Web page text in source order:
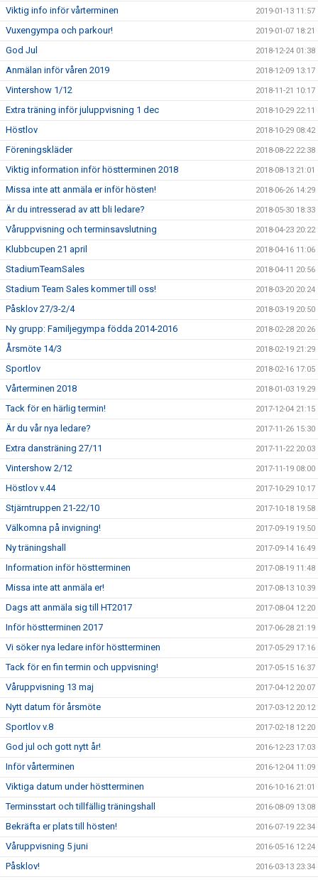
Viktig info inför vårterminen 2019-01-13 11:57
Vuxengympa och parkour! 2019-01-07 18:21
God Jul 2018-12-24 01:38
Anmälan inför våren 2019 2018-12-09 13:17
Vintershow 1/12 2018-11-21 10:17
Extra träning inför juluppvisning 1 dec 2018-10-29 22:11
Höstlov 2018-10-29 08:42
Föreningskläder 2018-08-22 22:38
Viktig information inför höstterminen 2018 2018-08-13 21:01
Missa inte att anmäla er inför hösten! 2018-06-26 14:29
Är du intresserad av att bli ledare? 2018-05-30 18:33
Våruppvisning och terminsavslutning 2018-04-23 20:22
Klubbcupen 21 april 2018-04-16 11:06
StadiumTeamSales 2018-04-11 20:56
Stadium Team Sales kommer till oss! 2018-03-20 20:24
Påsklov 27/3-2/4 2018-03-19 20:50
Ny grupp: Familjegympa födda 2014-2016 2018-02-28 20:26
Årsmöte 14/3 2018-02-19 21:29
Sportlov 2018-02-16 17:05
Vårterminen 2018 2018-01-03 19:29
Tack för en härlig termin! 2017-12-04 21:15
Är du vår nya ledare? 2017-11-26 15:30
Extra dansträning 27/11 2017-11-22 20:03
Vintershow 2/12 2017-11-19 08:00
Höstlov v.44 2017-10-29 10:17
Stjärntruppen 21-22/10 2017-10-18 19:58
Välkomna på invigning! 2017-09-19 19:50
Ny träningshall 2017-09-14 16:49
Information inför höstterminen 2017-08-19 11:48
Missa inte att anmäla er! 2017-08-13 10:39
Dags att anmäla sig till HT2017 2017-08-04 12:20
Inför höstterminen 2017 2017-06-28 21:19
Vi söker nya ledare inför höstterminen 2017-05-29 17:16
Tack för en fin termin och uppvisning! 2017-05-15 16:37
Våruppvisning 13 maj 2017-04-12 20:07
Nytt datum för årsmöte 2017-03-12 20:12
Sportlov v.8 2017-02-18 12:20
God jul och gott nytt år! 2016-12-23 17:03
Inför vårterminen 2016-12-04 11:09
Viktiga datum under höstterminen 2016-10-16 21:01
Terminsstart och tillfällig träningshall 2016-08-09 13:08
Bekräfta er plats till hösten! 2016-07-19 22:34
Våruppvisning 5 juni 2016-05-16 12:24
Påsklov! 2016-03-13 23:34